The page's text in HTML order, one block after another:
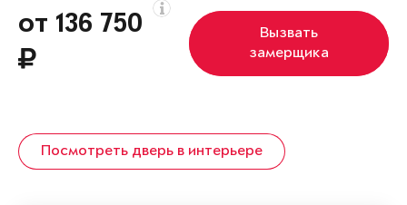
от 136 750
Вызвать
замерщика
Посмотреть дверь в интерьере